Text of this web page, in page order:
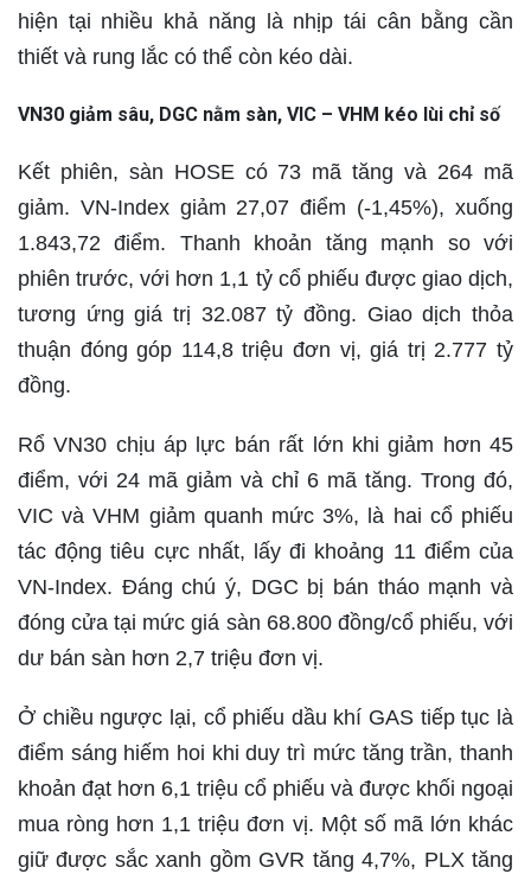
hiện tại nhiều khả năng là nhịp tái cân bằng cần
thiết và rung lắc có thể còn kéo dài.
VN30 giảm sâu, DGC nằm sàn, VIC – VHM kéo lùi chỉ số
Kết phiên, sàn HOSE có 73 mã tăng và 264 mã
giảm. VN-Index giảm 27,07 điểm (-1,45%), xuống
1.843,72 điểm. Thanh khoản tăng mạnh so với
phiên trước, với hơn 1,1 tỷ cổ phiếu được giao dịch,
tương ứng giá trị 32.087 tỷ đồng. Giao dịch thỏa
thuận đóng góp 114,8 triệu đơn vị, giá trị 2.777 tỷ
đồng.
Rổ VN30 chịu áp lực bán rất lớn khi giảm hơn 45
điểm, với 24 mã giảm và chỉ 6 mã tăng. Trong đó,
VIC và VHM giảm quanh mức 3%, là hai cổ phiếu
tác động tiêu cực nhất, lấy đi khoảng 11 điểm của
VN-Index. Đáng chú ý, DGC bị bán tháo mạnh và
đóng cửa tại mức giá sàn 68.800 đồng/cổ phiếu, với
dư bán sàn hơn 2,7 triệu đơn vị.
Ở chiều ngược lại, cổ phiếu dầu khí GAS tiếp tục là
điểm sáng hiếm hoi khi duy trì mức tăng trần, thanh
khoản đạt hơn 6,1 triệu cổ phiếu và được khối ngoại
mua ròng hơn 1,1 triệu đơn vị. Một số mã lớn khác
giữ được sắc xanh gồm GVR tăng 4,7%, PLX tăng